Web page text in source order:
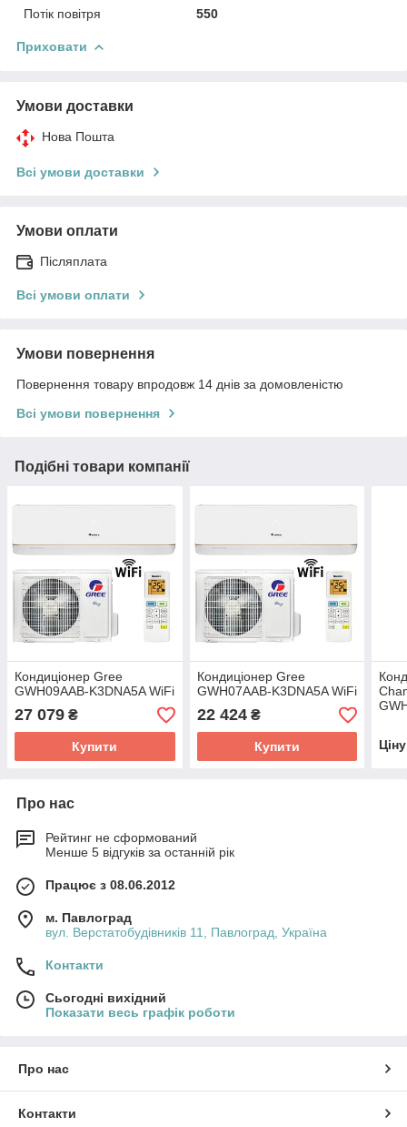
Потік повітря
550
Приховати
Умови доставки
Нова Пошта
Всі умови доставки
Умови оплати
Післяплата
Всі умови оплати
Умови повернення
Повернення товару впродовж 14 днів за домовленістю
Всі умови повернення
Подібні товари компанії
Кондиціонер Gree
GWH09AAB-K3DNA5A WiFi
27 079 ₴
Купити
Кондиціонер Gree
GWH07AAB-K3DNA5A WiFi
22 424₴
Купити
Про нас
Рейтинг не сформований
Менше 5 відгуків за останній рік
Працює з 08.06.2012
м. Павлоград
вул. Верстатобудівників 11, Павлоград, Україна
Контакти
Сьогодні вихідний
Показати весь графік роботи
Про нас
Контакти